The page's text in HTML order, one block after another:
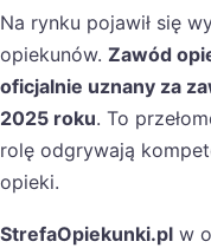
Na rynku pojawił się
opiekunów. Zawód
oficjalnie uznany za
2025 roku. To
rolę odgrywają
opieki.
StrefaOpiekunki.pl w